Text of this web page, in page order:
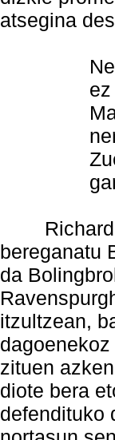
atsegina
Nere
ez
nere
Zuen
bereganatu
da
itzultzean,
zituen
diote bera
defendituko